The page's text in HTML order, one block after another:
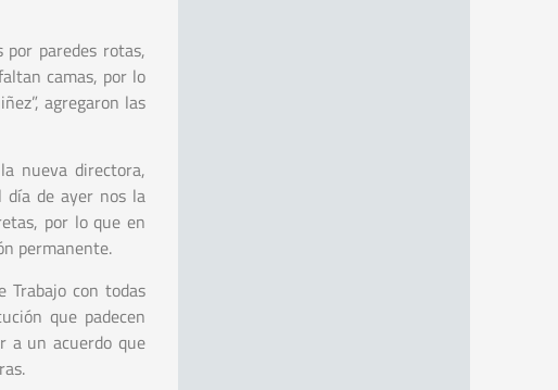
por paredes rotas,
camas, por lo
agregaron las
nueva directora,
día de ayer nos la
por lo que en
permanente.
Trabajo con todas
que padecen
a un acuerdo que